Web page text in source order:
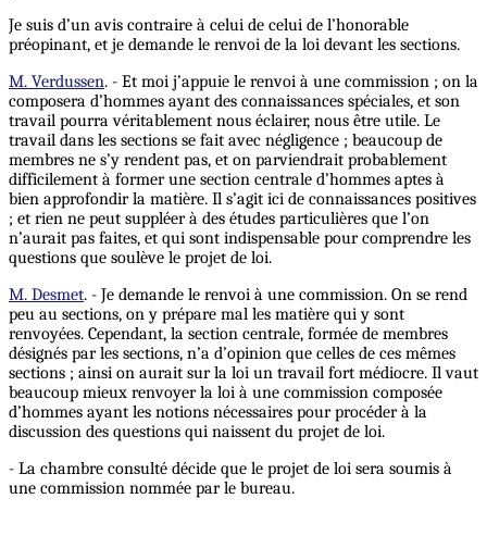
Je suis d’un avis contraire à celui de celui de l’honorable
préopinant, et je demande le renvoi de la loi devant les sections.
M. Verdussen. - Et moi j’appuie le renvoi à une commission ; on la
composera d’hommes ayant des connaissances spéciales, et son
travail pourra véritablement nous éclairer, nous être utile. Le
travail dans les sections se fait avec négligence ; beaucoup de
membres ne s’y rendent pas, et on parviendrait probablement
difficilement à former une section centrale d’hommes aptes à
bien approfondir la matière. Il s’agit ici de connaissances positives
; et rien ne peut suppléer à des études particulières que l’on
n’aurait pas faites, et qui sont indispensable pour comprendre les
questions que soulève le projet de loi.
M. Desmet. - Je demande le renvoi à une commission. On se rend
peu au sections, on y prépare mal les matière qui y sont
renvoyées. Cependant, la section centrale, formée de membres
désignés par les sections, n’a d’opinion que celles de ces mêmes
sections ; ainsi on aurait sur la loi un travail fort médiocre. Il vaut
beaucoup mieux renvoyer la loi à une commission composée
d’hommes ayant les notions nécessaires pour procéder à la
discussion des questions qui naissent du projet de loi.
- La chambre consulté décide que le projet de loi sera soumis à
une commission nommée par le bureau.